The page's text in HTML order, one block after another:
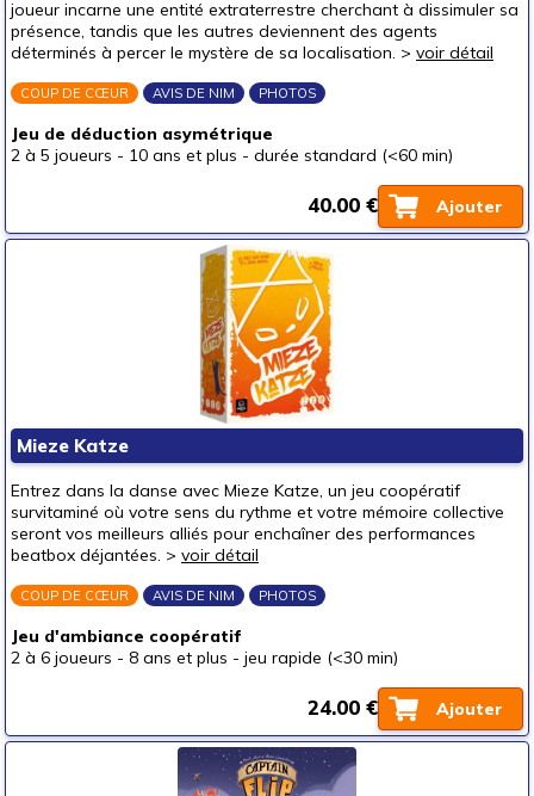
joueur incarne une entité extraterrestre cherchant à dissimuler sa
présence, tandis que les autres deviennent des agents
déterminés à percer le mystère de sa localisation. > voir détail
COUP DE CŒUR AVIS DE NIM PHOTOS
Jeu de déduction asymétrique
2 à 5 joueurs - 10 ans et plus - durée standard (<60 min)
Ajouter
40.00 €
Mieze Katze
Entrez dans la danse avec Mieze Katze, un jeu coopératif
survitaminé où votre sens du rythme et votre mémoire collective
seront vos meilleurs alliés pour enchaîner des performances
beatbox déjantées. > voir détail
COUP DE CŒUR AVIS DE NIM PHOTOS
Jeu d'ambiance coopératif
2 à 6 joueurs - 8 ans et plus - jeu rapide (<30 min)
Ajouter
24.00 €